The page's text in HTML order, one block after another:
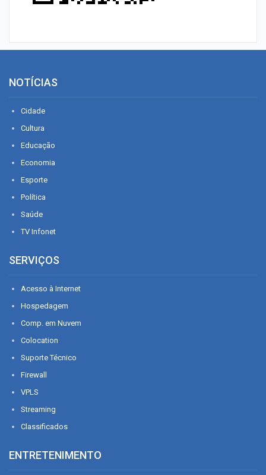
NOTÍCIAS
Cidade
Cultura
Educação
Economia
Esporte
Política
Saúde
TV Infonet
SERVIÇOS
Acesso à Internet
Hospedagem
Comp. em Nuvem
Colocation
Suporte Técnico
Firewall
VPLS
Streaming
Classificados
ENTRETENIMENTO